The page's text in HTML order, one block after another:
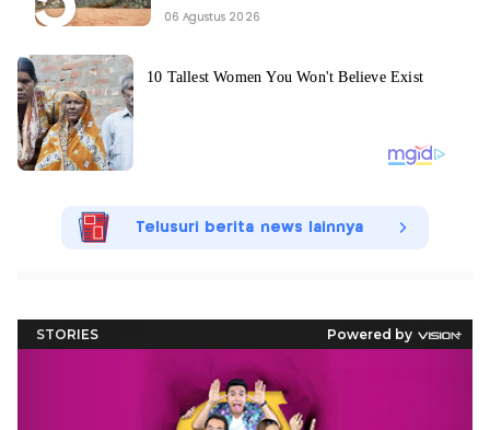
06 Agustus 2026
Telusuri berita news lainnya